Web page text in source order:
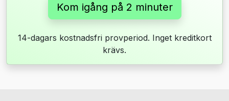
Kom igång på 2 minuter
14-dagars kostnadsfri provperiod. Inget kreditkort
krävs.